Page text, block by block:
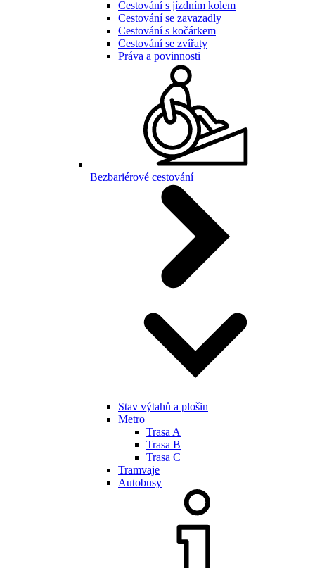
Cestování s jízdním kolem
Cestování se zavazadly
Cestování s kočárkem
Cestování se zvířaty
Práva a povinnosti
Bezbariérové cestování
Stav výtahů a plošin
Metro
Trasa A
Trasa B
Trasa C
Tramvaje
Autobusy